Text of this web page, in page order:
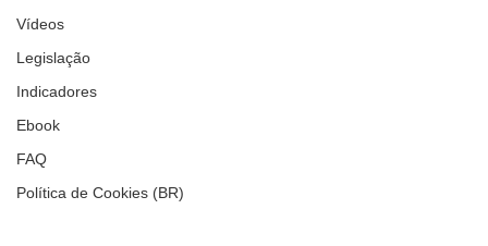
Vídeos
Legislação
Indicadores
Ebook
FAQ
Política de Cookies (BR)